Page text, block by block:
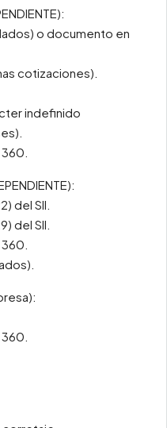
o documento en
cotizaciones).
indefinido
del SII.
del SII.